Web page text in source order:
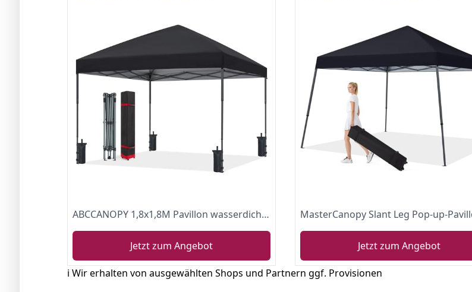
ABCCANOPY 1,8x1,8M Pavillon wasserdicht Pop-Up Gartenpavillon Festival Sonnenschutz,Central Lock-Serie,schwarz
Jetzt zum Angebot Jetzt zum Angebot
ℹ️ Wir erhalten von ausgewählten Shops und Partnern ggf. Provisionen